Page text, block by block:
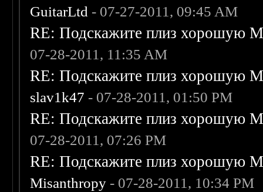
GuitarLtd - 07-27-2011, 09:45 AM
RE: Подскажите плиз хорошую
07-28-2011, 11:35 AM
RE: Подскажите плиз хорошую
slav1k47 - 07-28-2011, 01:50 PM
RE: Подскажите плиз хорошую
07-28-2011, 07:26 PM
RE: Подскажите плиз хорошую
Misanthropy - 07-28-2011, 10:34 PM